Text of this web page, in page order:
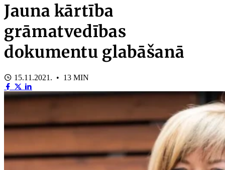
Jauna kārtība
grāmatvedības
dokumentu glabāšanā
15.11.2021. • 13 MIN